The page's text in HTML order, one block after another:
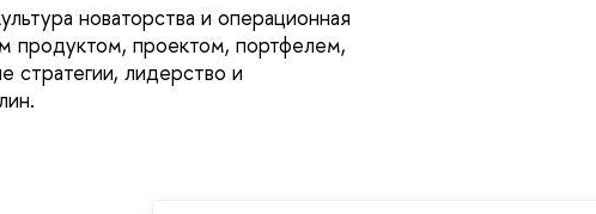
новаторства и операционная
продуктом, проектом, портфелем,
стратегии, лидерство и